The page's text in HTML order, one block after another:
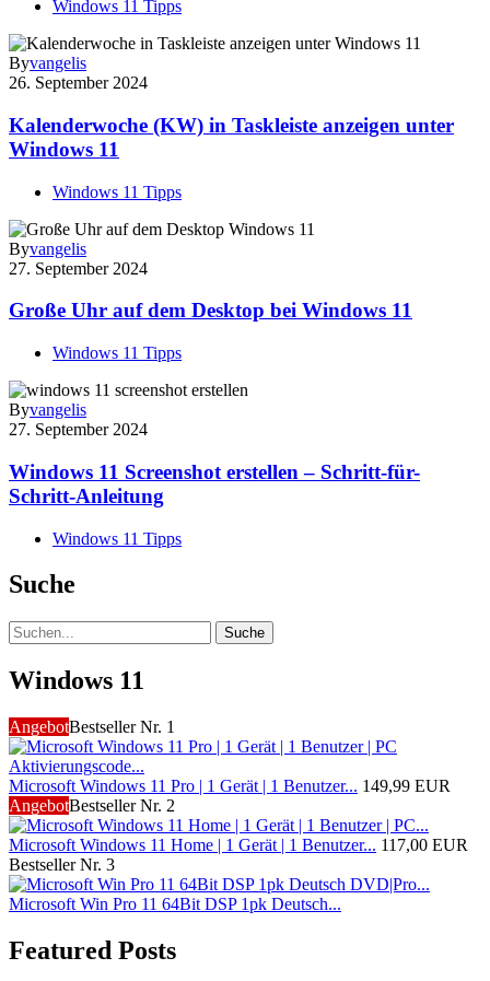
Windows 11 Tipps
Byvangelis
26. September 2024
Kalenderwoche (KW) in Taskleiste anzeigen unter
Windows 11
Windows 11 Tipps
Byvangelis
27. September 2024
Große Uhr auf dem Desktop bei Windows 11
Windows 11 Tipps
Byvangelis
27. September 2024
Windows 11 Screenshot erstellen – Schritt-für-
Schritt-Anleitung
Windows 11 Tipps
Suche
Suche
Windows 11
AngebotBestseller Nr. 1
Microsoft Windows 11 Pro | 1 Gerät | 1 Benutzer... 149,99 EUR
AngebotBestseller Nr. 2
Microsoft Windows 11 Home | 1 Gerät | 1 Benutzer... 117,00 EUR
Bestseller Nr. 3
Microsoft Win Pro 11 64Bit DSP 1pk Deutsch...
Featured Posts